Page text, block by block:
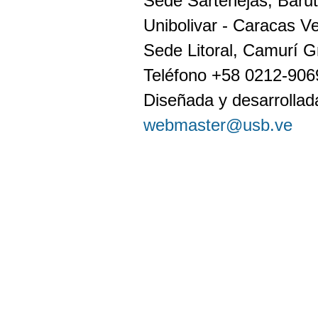
Unibolivar - Caracas
Sede Litoral, Camurí
Teléfono +58 0212-
Diseñada y
webmaster@usb.ve